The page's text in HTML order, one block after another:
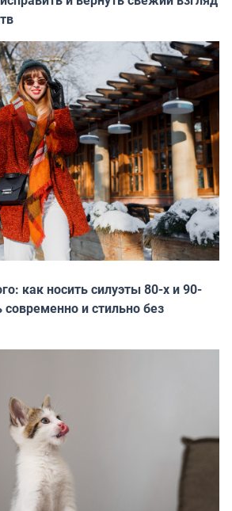
как носить силуэты 80-х и 90-
и стильно без